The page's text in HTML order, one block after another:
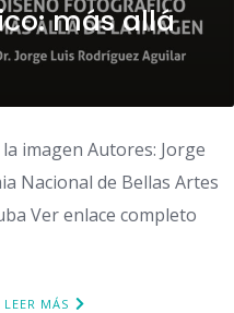
más allá
imagen Autores: Jorge
Nacional de Bellas Artes
Ver enlace completo
LEER MÁS